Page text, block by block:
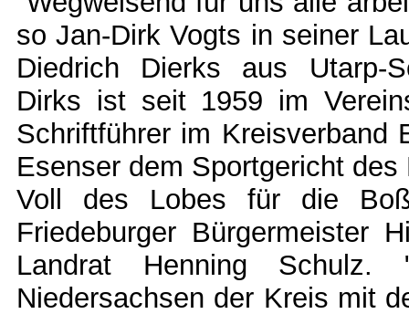
so Jan-Dirk Vogts in seiner
Diedrich Dierks aus Utarp-
Dirks ist seit 1959 im
Schriftführer im Kreisverband
Esenser dem Sportgericht
Voll des Lobes für die
Friedeburger Bürgermeister
Landrat Henning
Niedersachsen der Kreis mit